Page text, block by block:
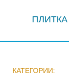
ПЛИТКА
КАТЕГОРИИ: